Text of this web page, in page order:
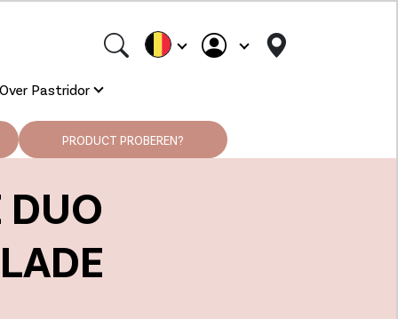
Over Pastridor
PRODUCT PROBEREN?
DUO